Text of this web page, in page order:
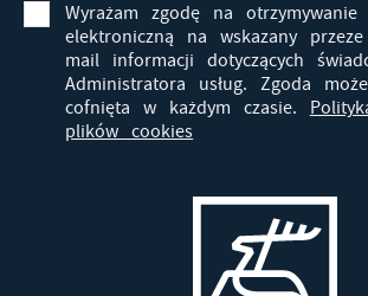
Wyrażam zgodę na otrzymywanie
elektroniczną na wskazany
mail informacji dotyczących
Administratora usług. Zgoda
cofnięta w każdym czasie.
plików cookies